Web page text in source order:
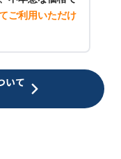
ご利用いただけ
いて